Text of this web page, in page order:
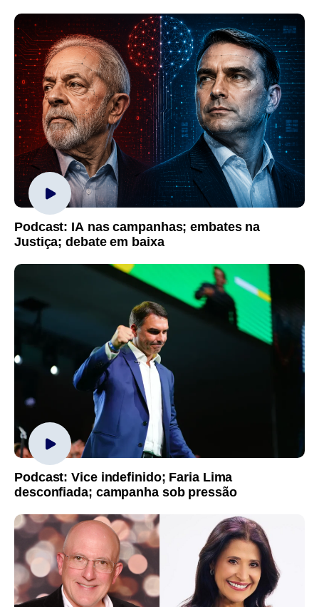
Podcast: IA nas campanhas; embates na
Justiça; debate em baixa
Podcast: Vice indefinido; Faria Lima
desconfiada; campanha sob pressão